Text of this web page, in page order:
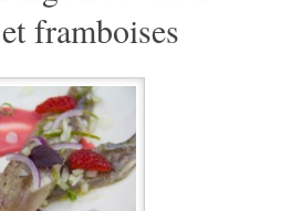
framboises